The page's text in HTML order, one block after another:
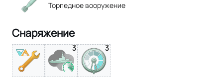
Торпедное вооружение
Снаряжение
3 3